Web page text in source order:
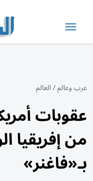
عرب وعالم/العالم
عقوبات
من إفريقيا
بـ«فاغنر»